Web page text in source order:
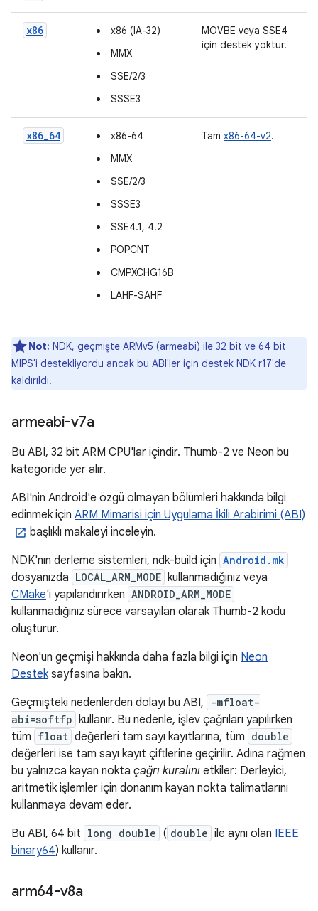
x86
x86 (IA-32)
MMX
SSE/2/3
SSSE3
MOVBE veya SSE4
için destek yoktur.
x86_64
x86-64
MMX
SSE/2/3
SSSE3
SSE4.1, 4.2
POPCNT
CMPXCHG16B
LAHF-SAHF
Tam x86-64-v2.
Not: NDK, geçmişte ARMv5 (armeabi) ile 32 bit ve 64 bit
MIPS'i destekliyordu ancak bu ABI'ler için destek NDK r17'de
kaldırıldı.
armeabi-v7a
Bu ABI, 32 bit ARM CPU'lar içindir. Thumb-2 ve Neon bu
kategoride yer alır.
ABI'nin Android'e özgü olmayan bölümleri hakkında bilgi
edinmek için ARM Mimarisi için Uygulama İkili Arabirimi (ABI)
başlıklı makaleyi inceleyin.
NDK'nın derleme sistemleri, ndk-build için Android.mk
dosyanızda LOCAL_ARM_MODE kullanmadığınız veya
CMake'i yapılandırırken ANDROID_ARM_MODE
kullanmadığınız sürece varsayılan olarak Thumb-2 kodu
oluşturur.
Neon'un geçmişi hakkında daha fazla bilgi için Neon
Desteksayfasına bakın.
Geçmişteki nedenlerden dolayı bu ABI,
-mfloat-
abi=softfp kullanır. Bu nedenle, işlev çağrıları yapılırken
tüm float değerleri tam sayı kayıtlarına, tüm double
değerleri ise tam sayı kayıt çiftlerine geçirilir. Adına rağmen
bu yalnızca kayan nokta çağrı kuralını etkiler: Derleyici,
aritmetik işlemler için donanım kayan nokta talimatlarını
kullanmaya devam eder.
Bu ABI, 64 bit long double ( double ile aynı olan IEEE
binary64) kullanır.
arm64-v8a